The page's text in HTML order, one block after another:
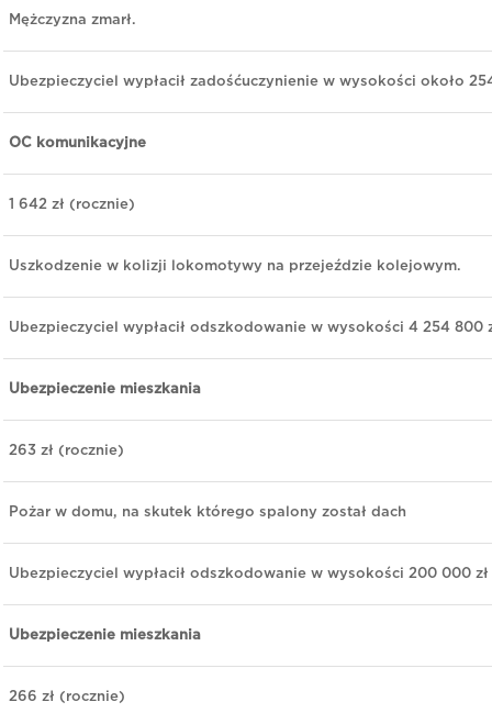
Mężczyzna zmarł.
Ubezpieczyciel wypłacił zadośćuczynienie w wysokości około
OC komunikacyjne
1 642 zł (rocznie)
Uszkodzenie w kolizji lokomotywy na przejeździe kolejowym.
Ubezpieczyciel wypłacił odszkodowanie w wysokości 4 254 800
Ubezpieczenie mieszkania
263 zł (rocznie)
Pożar w domu, na skutek którego spalony został dach
Ubezpieczyciel wypłacił odszkodowanie w wysokości 200 000 zł
Ubezpieczenie mieszkania
266 zł (rocznie)